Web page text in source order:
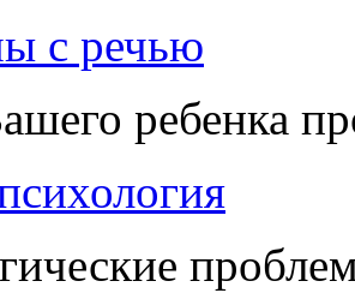
с речью
ребенка